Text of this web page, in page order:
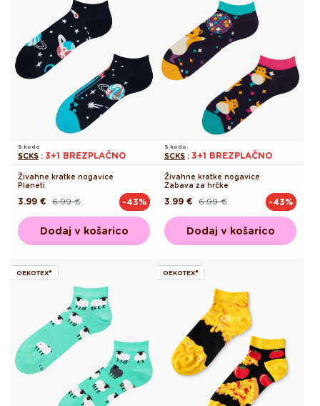
S kodo
SCKS : 3+1 BREZPLAČNO
Živahne kratke nogavice
Planeti
Redna 6.99 €
Akcijska
3.99 € -43%
Dodaj v košarico
S kodo
SCKS : 3+1 BREZPLAČNO
Živahne kratke nogavice
Zabava za hrčke
Redna 6.99 €
Akcijska
3.99 € -43%
Dodaj v košarico
OEKOTEX® OEKOTEX®